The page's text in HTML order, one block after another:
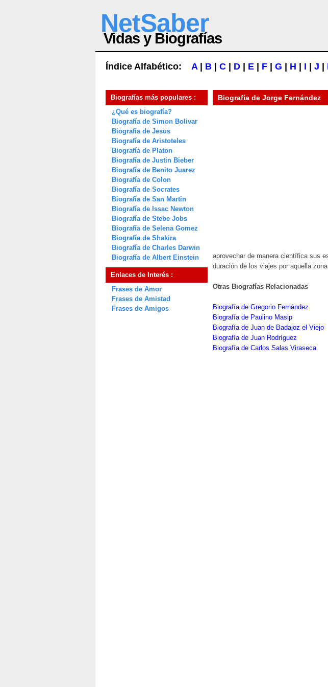
NetSaber
Vidas y Biografías
Índice Alfabético: A| B C D E F G H I J
Biografías más populares :
¿Qué es biografía?
Biografía de Simon Bolivar
Biografía de Jesus
Biografía de Aristoteles
Biografía de Platon
Biografía de Justin Bieber
Biografía de Benito Juarez
Biografía de Colon
Biografía de Socrates
Biografía de San Martin
Biografía de Issac Newton
Biografía de Stebe Jobs
Biografía de Selena Gomez
Biografía de Shakira
Biografía de Charles Darwin
Biografía de Albert Einstein
Enlaces de Interés :
Frases de Amor
Frases de Amistad
Frases de Amigos
Biografía de Jorge Fernández
aprovechar de manera científica sus
duración de los viajes por aquella zona
Otras Biografías Relacionadas
Biografía de Gregorio Fernández
Biografía de Paulino Masip
Biografía de Juan de Badajoz el Viejo
Biografía de Juan Rodríguez
Biografía de Carlos Salas Viraseca